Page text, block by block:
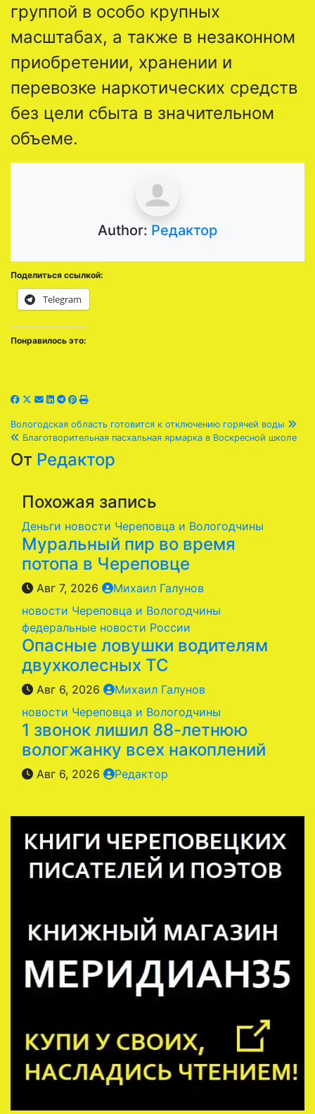
группой в особо крупных
масштабах, а также в незаконном
приобретении, хранении и
перевозке наркотических средств
без цели сбыта в значительном
объеме.
Author: Редактор
Поделиться ссылкой:
Telegram
Понравилось это:
Навигация
по
Вологодская область готовится к отключению горячей воды
Благотворительная пасхальная ярмарка в Воскресной школе
От Редактор
Похожая запись
Деньги новости Череповца и Вологодчины
Муральный пир во время
потопа в Череповце
Авг 7, 2026
Михаил Галунов
новости Череповца и Вологодчины
федеральные новости России
Опасные ловушки водителям
двухколесных ТС
Авг 6, 2026
Михаил Галунов
новости Череповца и Вологодчины
1 звонок лишил 88-летнюю
вологжанку всех накоплений
Авг 6, 2026 Редактор